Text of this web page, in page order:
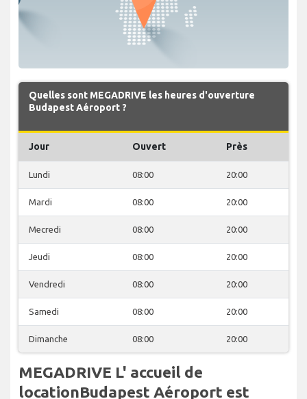
Quelles sont MEGADRIVE les heures d'ouverture
Budapest Aéroport ?
Jour Ouvert Près
Lundi 08:00 20:00
Mardi 08:00 20:00
Mecredi 08:00 20:00
Jeudi 08:00 20:00
Vendredi 08:00 20:00
Samedi 08:00 20:00
Dimanche 08:00 20:00
MEGADRIVE L' accueil de
locationBudapest Aéroport est